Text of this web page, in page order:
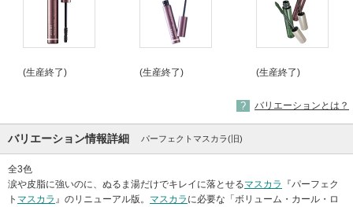
(生産終了) (生産終了) (生産終了)
バリエーションとは？
バリエーション情報詳細 パーフェクトマスカラ(旧)
全3色
涙や皮脂に強いのに、ぬるま湯だけでキレイに落とせるマスカラ
『パーフェク
ト マスカラ 』のリニューアル版。 マスカラ に必要な「ボリューム・カール・ロ